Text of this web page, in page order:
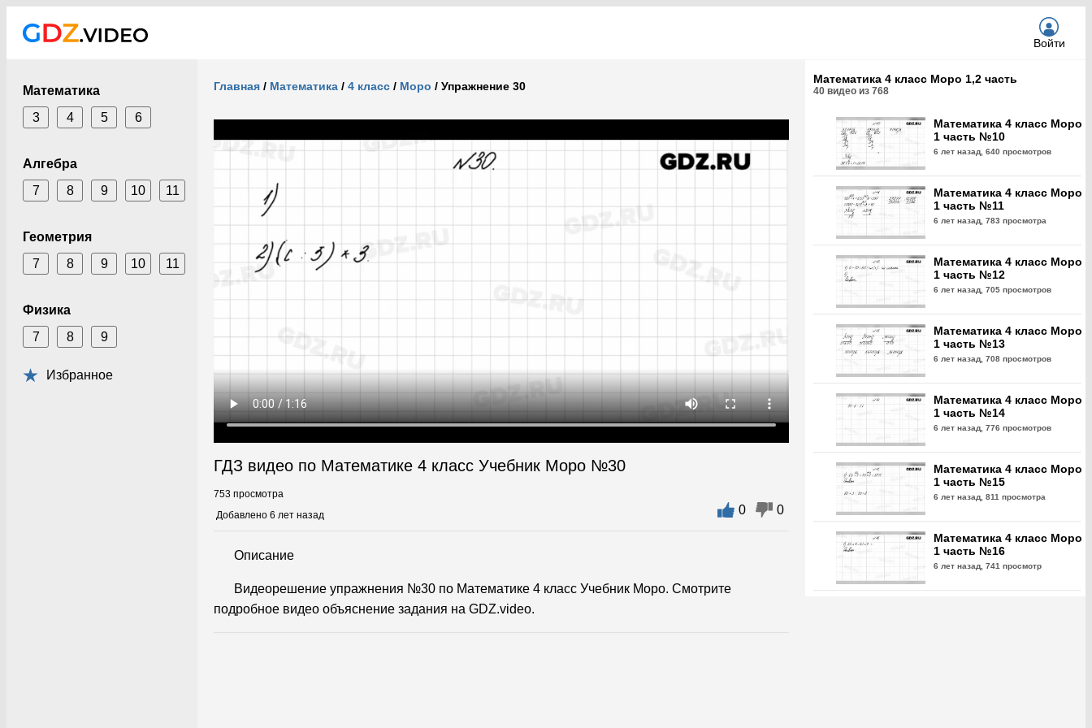
Войти
Математика
3
4 5 6
Алгебра
7
8 9 10 11
Геометрия
7
8 9 10 11
Физика
7
8 9
Избранное
Главная / Математика / 4 класс / Моро / Упражнение 30
ГДЗ видео по Математике 4 класс Учебник Моро №30
753 просмотра
Добавлено 6 лет назад
0 0
Описание
Видеорешение упражнения №30 по Математике 4 класс Учебник Моро. Смотрите
подробное видео объяснение задания на GDZ.video.
Математика 4 класс Моро 1,2 часть
40 видео из 768
Математика 4 класс Моро
1 часть №10
6 лет назад, 640 просмотров
Математика 4 класс Моро
1 часть №11
6 лет назад, 783 просмотра
Математика 4 класс Моро
1 часть №12
6 лет назад, 705 просмотров
Математика 4 класс Моро
1 часть №13
6 лет назад, 708 просмотров
Математика 4 класс Моро
1 часть №14
6 лет назад, 776 просмотров
Математика 4 класс Моро
1 часть №15
6 лет назад, 811 просмотра
Математика 4 класс Моро
1 часть №16
6 лет назад, 741 просмотр